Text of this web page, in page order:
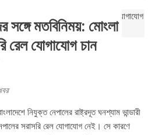
সঙ্গে মতবিনিময়: মোংলা
রেল যোগাযোগ চান
নিযুক্ত নেপালের রাষ্ট্রদূত ঘনশ্যাম ভান্ডারী
সরাসরি রেল যোগাযোগ নেই। সে কারণে